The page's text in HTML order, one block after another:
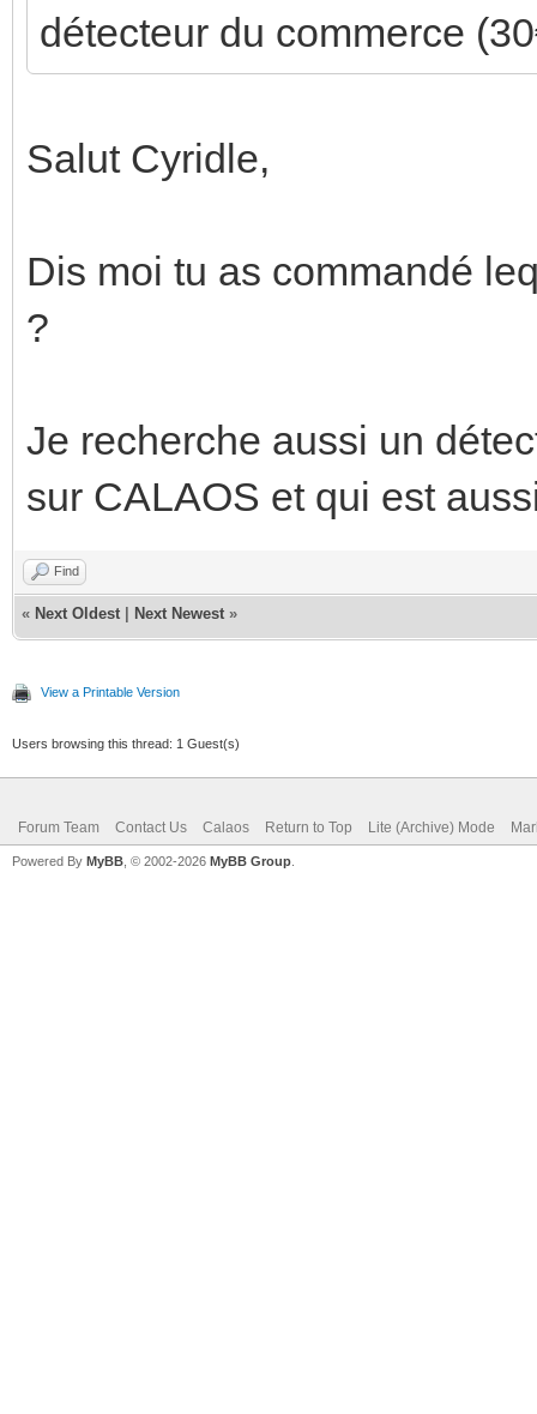
détecteur du commerce
Salut Cyridle,
Dis moi tu as commandé
?
Je recherche aussi un
sur CALAOS et qui est
Find
« Next Oldest Next Newest »
View a Printable Version
Users browsing this thread: 1 Guest(s)
Forum Team Contact Us Calaos Return to Top Lite (Archive) Mode
Powered By MyBB , © 2002-2026 MyBB Group